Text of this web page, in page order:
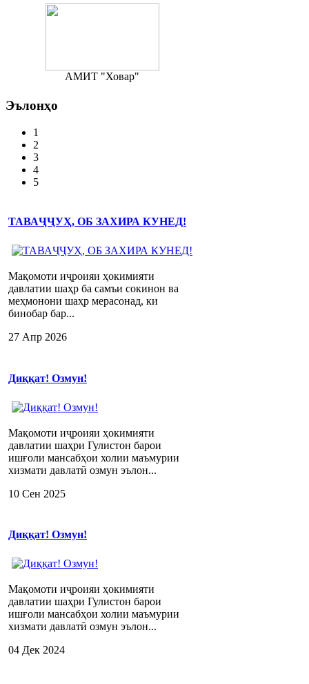
АМИТ "Ховар"
Эълонҳо
1
2
3
4
5
ТАВАҶҶУҲ, ОБ ЗАХИРА КУНЕД!
Мақомоти иҷроияи ҳокимияти
давлатии шаҳр ба самъи сокинон ва
меҳмонони шаҳр мерасонад, ки
бинобар бар...
27 Апр 2026
Диққат! Озмун!
Мақомоти иҷроияи ҳокимияти
давлатии шаҳри Гулистон барои
ишғоли мансабҳои холии маъмурии
хизмати давлатӣ озмун эълон...
10 Сен 2025
Диққат! Озмун!
Мақомоти иҷроияи ҳокимияти
давлатии шаҳри Гулистон барои
ишғоли мансабҳои холии маъмурии
хизмати давлатӣ озмун эълон...
04 Дек 2024